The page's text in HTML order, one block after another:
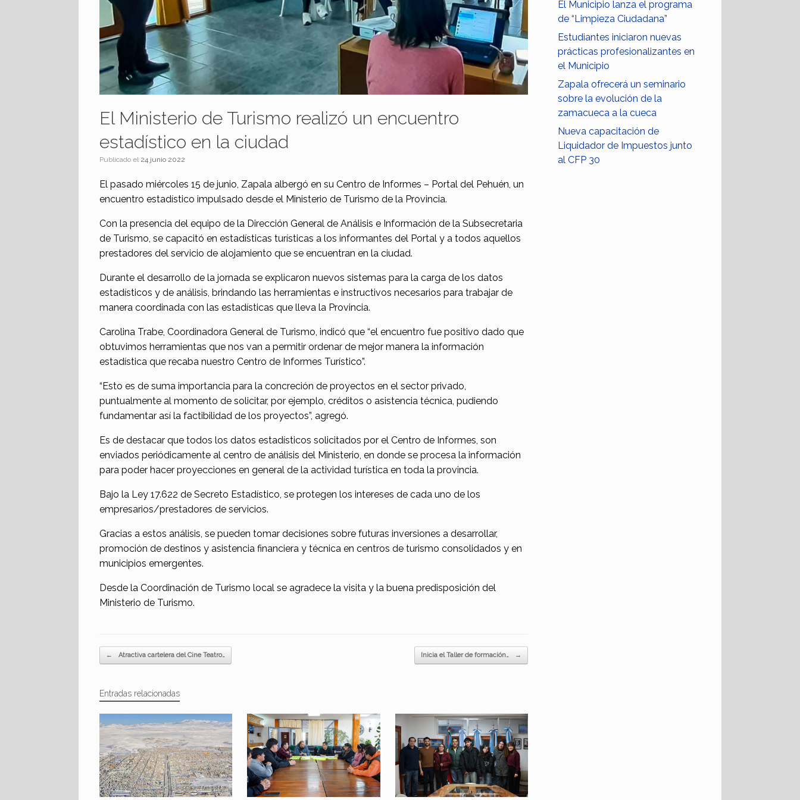
El Ministerio de Turismo realizó un encuentro
estadístico en la ciudad
Publicado el 24 junio 2022
El pasado miércoles 15 de junio, Zapala albergó en su Centro de Informes – Portal del Pehuén, un
encuentro estadístico impulsado desde el Ministerio de Turismo de la Provincia.
Con la presencia del equipo de la Dirección General de Análisis e Información de la Subsecretaria
de Turismo, se capacitó en estadísticas turísticas a los informantes del Portal y a todos aquellos
prestadores del servicio de alojamiento que se encuentran en la ciudad.
Durante el desarrollo de la jornada se explicaron nuevos sistemas para la carga de los datos
estadísticos y de análisis, brindando las herramientas e instructivos necesarios para trabajar de
manera coordinada con las estadísticas que lleva la Provincia.
Carolina Trabe, Coordinadora General de Turismo, indicó que “el encuentro fue positivo dado que
obtuvimos herramientas que nos van a permitir ordenar de mejor manera la información
estadística que recaba nuestro Centro de Informes Turístico”.
“Esto es de suma importancia para la concreción de proyectos en el sector privado,
puntualmente al momento de solicitar, por ejemplo, créditos o asistencia técnica, pudiendo
fundamentar así la factibilidad de los proyectos”, agregó.
Es de destacar que todos los datos estadísticos solicitados por el Centro de Informes, son
enviados periódicamente al centro de análisis del Ministerio, en donde se procesa la información
para poder hacer proyecciones en general de la actividad turística en toda la provincia.
Bajo la Ley 17.622 de Secreto Estadístico, se protegen los intereses de cada uno de los
empresarios/prestadores de servicios.
Gracias a estos análisis, se pueden tomar decisiones sobre futuras inversiones a desarrollar,
promoción de destinos y asistencia financiera y técnica en centros de turismo consolidados y en
municipios emergentes.
Desde la Coordinación de Turismo local se agradece la visita y la buena predisposición del
Ministerio de Turismo.
Navegador de artículos
← Atractiva cartelera del Cine Teatro… Inicia el Taller de formación… →
Entradas relacionadas
El Municipio lanza el programa
de “Limpieza Ciudadana”
Estudiantes iniciaron nuevas
prácticas profesionalizantes en
el Municipio
Zapala ofrecerá un seminario
sobre la evolución de la
zamacueca a la cueca
Nueva capacitación de
Liquidador de Impuestos junto
al CFP 30